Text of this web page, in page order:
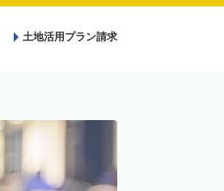
土地活用プラン請求